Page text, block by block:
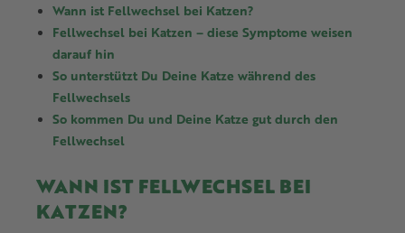
Wann ist Fellwechsel bei Katzen?
Fellwechsel bei Katzen – diese Symptome weisen
darauf hin
So unterstützt Du Deine Katze während des
Fellwechsels
So kommen Du und Deine Katze gut durch den
Fellwechsel
WANN IST FELLWECHSEL BEI
KATZEN?